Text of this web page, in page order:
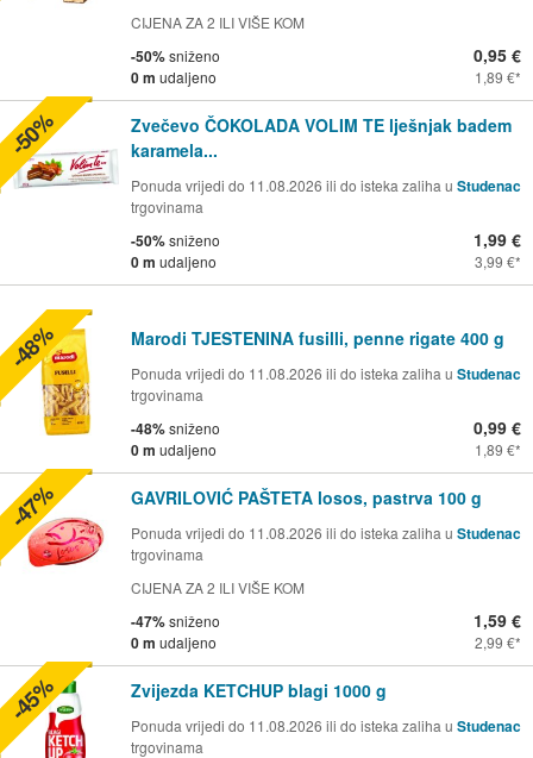
CIJENA ZA 2 ILI VIŠE KOM
-50%sniženo
0 m udaljeno
0,95 €
1,89 €
Zvečevo ČOKOLADA VOLIM TE lješnjak badem
karamela...
Ponuda vrijedi do 11.08.2026 ili do isteka zaliha u Studenac
trgovinama
-50%sniženo
0 m udaljeno
1,99 €
3,99 €
-50%
Marodi TJESTENINA fusilli, penne rigate 400 g
Ponuda vrijedi do 11.08.2026 ili do isteka zaliha u Studenac
trgovinama
-48%sniženo
0 m udaljeno
0,99 €
1,89 €
-48%
GAVRILOVIĆ PAŠTETA losos, pastrva 100 g
Ponuda vrijedi do 11.08.2026 ili do isteka zaliha u Studenac
trgovinama
CIJENA ZA 2 ILI VIŠE KOM
-47%sniženo
0 m udaljeno
1,59 €
2,99 €
-47%
Zvijezda KETCHUP blagi 1000 g
Ponuda vrijedi do 11.08.2026 ili do isteka zaliha u Studenac
trgovinama
-45%